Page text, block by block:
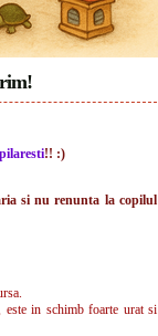
!! :)
si nu renunta la copilul
in schimb foarte urat si